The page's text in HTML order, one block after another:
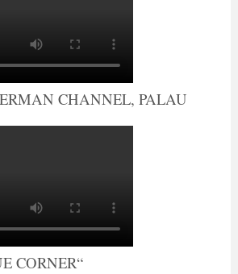
CHANNEL, PALAU
CORNER“